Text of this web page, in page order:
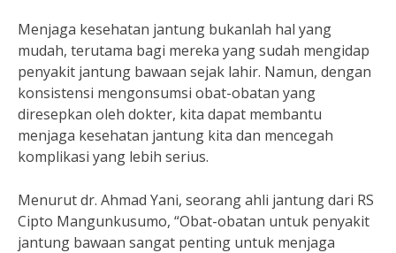
Menjaga kesehatan jantung bukanlah hal yang
mudah, terutama bagi mereka yang sudah mengidap
penyakit jantung bawaan sejak lahir. Namun, dengan
konsistensi mengonsumsi obat-obatan yang
diresepkan oleh dokter, kita dapat membantu
menjaga kesehatan jantung kita dan mencegah
komplikasi yang lebih serius.
Menurut dr. Ahmad Yani, seorang ahli jantung dari RS
Cipto Mangunkusumo, “Obat-obatan untuk penyakit
jantung bawaan sangat penting untuk menjaga